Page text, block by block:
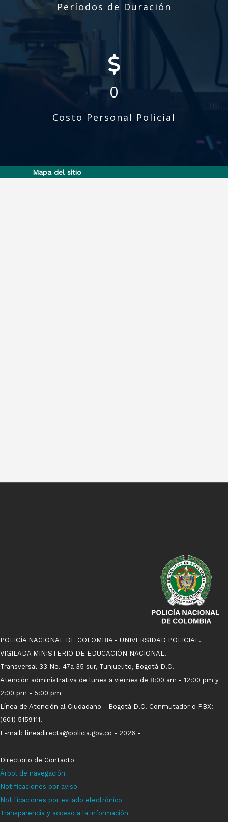
Períodos de Duración
0
Costo Personal Policial
Mapa del sitio
POLICÍA NACIONAL DE COLOMBIA - UNIVERSIDAD POLICIAL.
VIGILADA MINISTERIO DE EDUCACIÓN NACIONAL.
Transversal 33 No. 47a 35 sur, Tunjuelito, Bogotá D.C.
Atención administrativa de lunes a viernes de 8:00 am - 12:00 pm y
2:00 pm - 5:00 pm
Línea de Atención al Ciudadano - Bogotá D.C. Conmutador o PBX:
(601) 5159111.
E-mail: lineadirecta@policia.gov.co - 2026 -
Directorio de Contacto
Árbol de navegación
Notificaciones por aviso
Notificaciones por estado electrónico
Transparencia y acceso a la información